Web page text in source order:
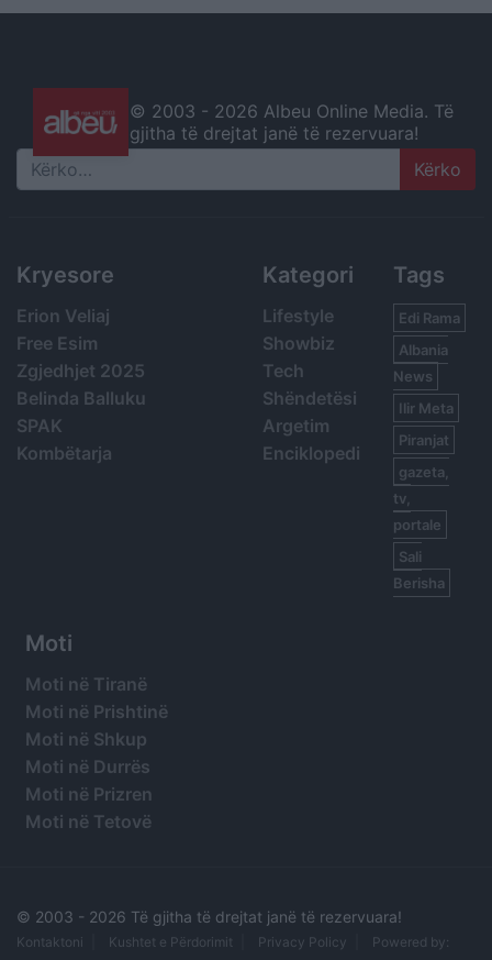
© 2003 - 2026 Albeu Online Media. Të
gjitha të drejtat janë të rezervuara!
Search
Kryesore
Erion Veliaj
Free Esim
Zgjedhjet 2025
Belinda Balluku
SPAK
Kombëtarja
Kategori
Lifestyle
Showbiz
Tech
Shëndetësi
Argetim
Enciklopedi
Tags
Edi Rama
Albania
News
Ilir Meta
Piranjat
gazeta,
tv,
portale
Sali
Berisha
Moti
Moti në Tiranë
Moti në Prishtinë
Moti në Shkup
Moti në Durrës
Moti në Prizren
Moti në Tetovë
© 2003 - 2026 Të gjitha të drejtat janë të rezervuara!
Kontaktoni Kushtet e Përdorimit Privacy Policy
Powered by: